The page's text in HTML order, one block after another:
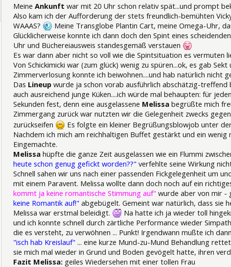
Meine Ankunft war mit 20 Uhr schon relativ spät...und prompt
Also kam ich der Aufforderung der stets freundlich-bemühten
WAAAS?
Meine Transglobe Plantin Cart, meine Omega-Uhr,
Glücklicherweise konnte ich dann doch den Spint eines
Uhr und Büchereiausweis standesgemäß verstauen
Es war dann aber nicht so voll wie die Spintsituation es vermuten
Von Schickimicki war (zum glück) wenig zu spüren...ok, es gab
Zimmerverlosung konnte ich beiwohnen....und hab natürlich nicht
Das Lineup wurde ja schon vorab ausführlich abschätzig-treffend
auch ausreichend junge Küken....ich würde mal behaupten: für
Sekunden fest, denn eine ausgelassene Melissa begrüßte mich
Zimmergang zurück war nutzten wir die Gelegenheit zwecks
zurückseifen
Es folgte ein kleiner Begrüßungsblowjob unter
Nachdem ich mich am reichhaltigen Buffet gestärkt und ein
Eingemachte.
Melissa hüpfte die ganze Zeit ausgelassen wie ein Flummi
heute schon genug gefickt worden??" verfehlte seine Wirkung
Schnell sahen wir uns nach einer passenden Fickgelegenheit um
mit einem Paravent. Melissa wollte dann doch noch auf ein
kommt ja keine romantische Stimmung auf" wurde aber von mir -
keine Romantik auf!" abgebügelt. Gemeint war natürlich, dass sie
Melissa war erstmal beleidigt.
Na hatte ich ja wieder toll
und ich konnte schnell durch zärtliche Performance wieder
die es versteht, zu verwöhnen ... Punkt! Irgendwann mußte ich
"isch hab Kreislauf" ... eine kurze Mund-zu-Mund Behandlung
sie mich mal wieder in Grund und Boden gevögelt hatte, ihren
Fazit Melissa: geiles Wiedersehen mit einer tollen Frau